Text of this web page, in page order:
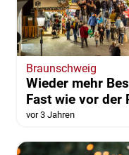
Braunschweig
Wieder mehr
Fast wie vor der
vor 3 Jahren